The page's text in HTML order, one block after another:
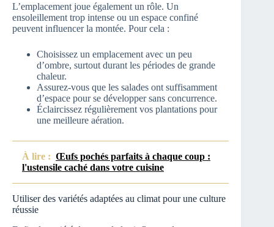
L’emplacement joue également un rôle. Un
ensoleillement trop intense ou un espace confiné
peuvent influencer la montée. Pour cela :
Choisissez un emplacement avec un peu
d’ombre, surtout durant les périodes de grande
chaleur.
Assurez-vous que les salades ont suffisamment
d’espace pour se développer sans concurrence.
Éclaircissez régulièrement vos plantations pour
une meilleure aération.
À lire : Œufs pochés parfaits à chaque coup :
l'ustensile caché dans votre cuisine
Utiliser des variétés adaptées au climat pour une culture
réussie